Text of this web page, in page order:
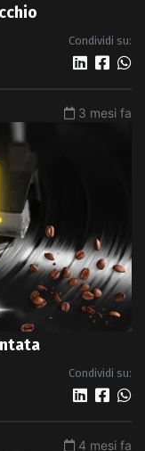
Condividi su:
3 mesi fa
Condividi su:
4 mesi fa